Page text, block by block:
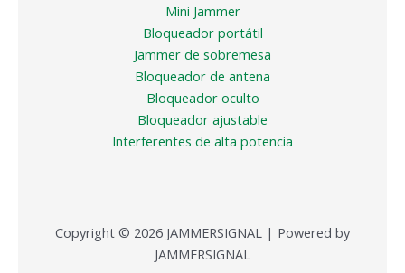
Mini Jammer
Bloqueador portátil
Jammer de sobremesa
Bloqueador de antena
Bloqueador oculto
Bloqueador ajustable
Interferentes de alta potencia
Copyright © 2026 JAMMERSIGNAL | Powered by
JAMMERSIGNAL